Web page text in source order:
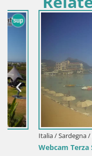
Italia / Sardegna / Golfo
Webcam Terza